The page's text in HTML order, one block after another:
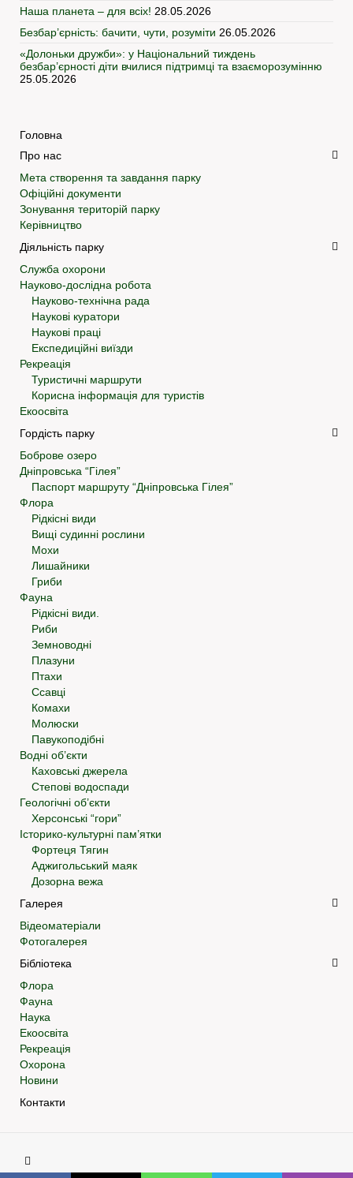
Наша планета – для всіх! 28.05.2026
Безбар’єрність: бачити, чути, розуміти 26.05.2026
«Долоньки дружби»: у Національний тиждень
безбар’єрності діти вчилися підтримці та взаєморозумінню
25.05.2026
Головна
Про нас
Мета створення та завдання парку
Офіційні документи
Зонування територій парку
Керівництво
Діяльність парку
Служба охорони
Науково-дослідна робота
Науково-технічна рада
Наукові куратори
Наукові праці
Експедиційні виїзди
Рекреація
Туристичні маршрути
Корисна інформація для туристів
Екоосвіта
Гордість парку
Боброве озеро
Дніпровська “Гілея”
Паспорт маршруту “Дніпровська Гілея”
Флора
Рідкісні види
Вищі судинні рослини
Мохи
Лишайники
Гриби
Фауна
Рідкісні види.
Риби
Земноводні
Плазуни
Птахи
Ссавці
Комахи
Молюски
Павукоподібні
Водні об’єкти
Каховські джерела
Степові водоспади
Геологічні об’єкти
Херсонські “гори”
Історико-культурні пам’ятки
Фортеця Тягин
Аджигольський маяк
Дозорна вежа
Галерея
Відеоматеріали
Фотогалерея
Бібліотека
Флора
Фауна
Наука
Екоосвіта
Рекреація
Охорона
Новини
Контакти